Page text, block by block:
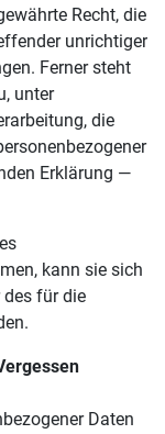
Recht, die
unrichtiger
Ferner steht
unter
die
Erklärung —
kann sie sich
des für die
Daten